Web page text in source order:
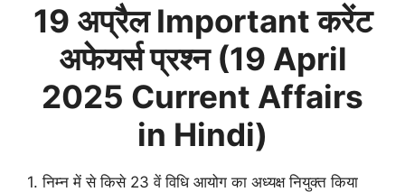
19 अप्रैलImportant करेंट
अफेयर्स प्रश्न (19 April
2025 Current Affairs
in Hindi)
1. निम्न में से किसे 23 वें विधि आयोग का अध्यक्ष नियुक्त किया